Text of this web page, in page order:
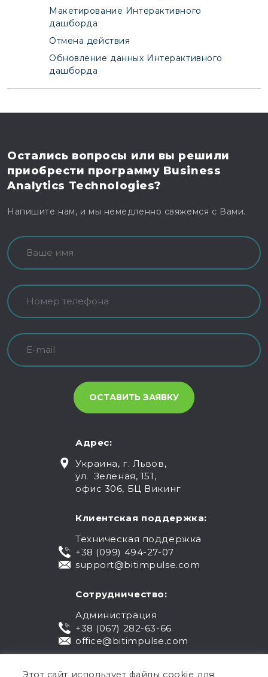
Макетирование Интерактивного
дашборда
Отмена действия
Обновление данных Интерактивного
дашборда
Остались вопросы или вы решили
приобрести программу Business
Analytics Technologies?
Напишите нам, и мы немедленно свяжемся с Вами.
Адрес:
Украина, г. Львов,
ул. Зеленая, 151,
офис 306, БЦ Викинг
Клиентская поддержка:
Техническая поддержка
+38 (099) 494-27-07
support@bitimpulse.com
Сотрудничество:
Администрация
+38 (067) 282-63-66
office@bitimpulse.com
Этот сайт использует файлы cookie для